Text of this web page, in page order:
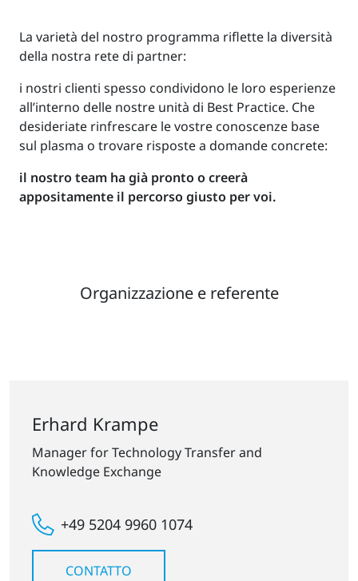
La varietà del nostro programma riflette la diversità
della nostra rete di partner:
i nostri clienti spesso condividono le loro esperienze
all’interno delle nostre unità di Best Practice. Che
desideriate rinfrescare le vostre conoscenze base
sul plasma o trovare risposte a domande concrete:
il nostro team ha già pronto o creerà
appositamente il percorso giusto per voi.
Organizzazione e referente
Erhard Krampe
Manager for Technology Transfer and
Knowledge Exchange
+49 5204 9960 1074
CONTATTO